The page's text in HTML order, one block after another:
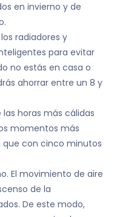
en invierno y de
radiadores y
para evitar
no estás en casa o
ahorrar entre un 8 y
horas más cálidas
momentos más
que con cinco minutos
El movimiento de aire
de la
De este modo,